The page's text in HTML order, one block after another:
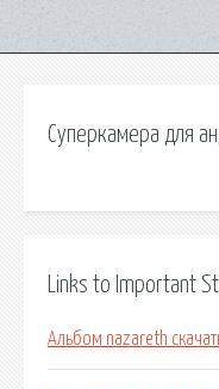
Суперкамера для
Links to Important
Альбом nazareth